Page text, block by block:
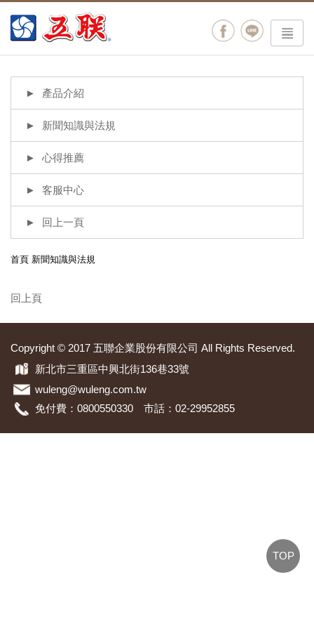
menu
產品介紹
新聞知識與法規
心得推薦
客服中心
回上一頁
首頁 新聞知識與法規
回上頁
Copyright © 2017 五聯企業股份有限公司 All Rights Reserved.
新北市三重區中興北街136巷33號
wuleng@wuleng.com.tw
免付費：0800550330 市話：02-29952855
TOP